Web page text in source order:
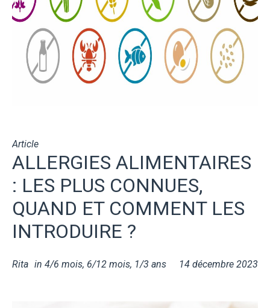
Article
ALLERGIES ALIMENTAIRES
: LES PLUS CONNUES,
QUAND ET COMMENT LES
INTRODUIRE ?
14 décembre 2023
Rita in 4/6 mois, 6/12 mois, 1/3 ans